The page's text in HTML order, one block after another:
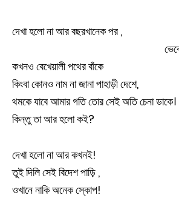
দেখা হলো না আর
ভেবেছিলাম
কখনও বেখেয়ালী পথের বাঁকে
কিংবা কোনও নাম না জানা পাহাড়ী দেশে,
থমকে যাবে আমার গতি তোর সেই অতি চেনা ডাকে।
কিন্তু তা আর হলো কই?
দেখা হলো না আর কখনই!
তুই দিলি সেই বিদেশ পাড়ি ,
ওখানে নাকি অনেক স্কোপ!